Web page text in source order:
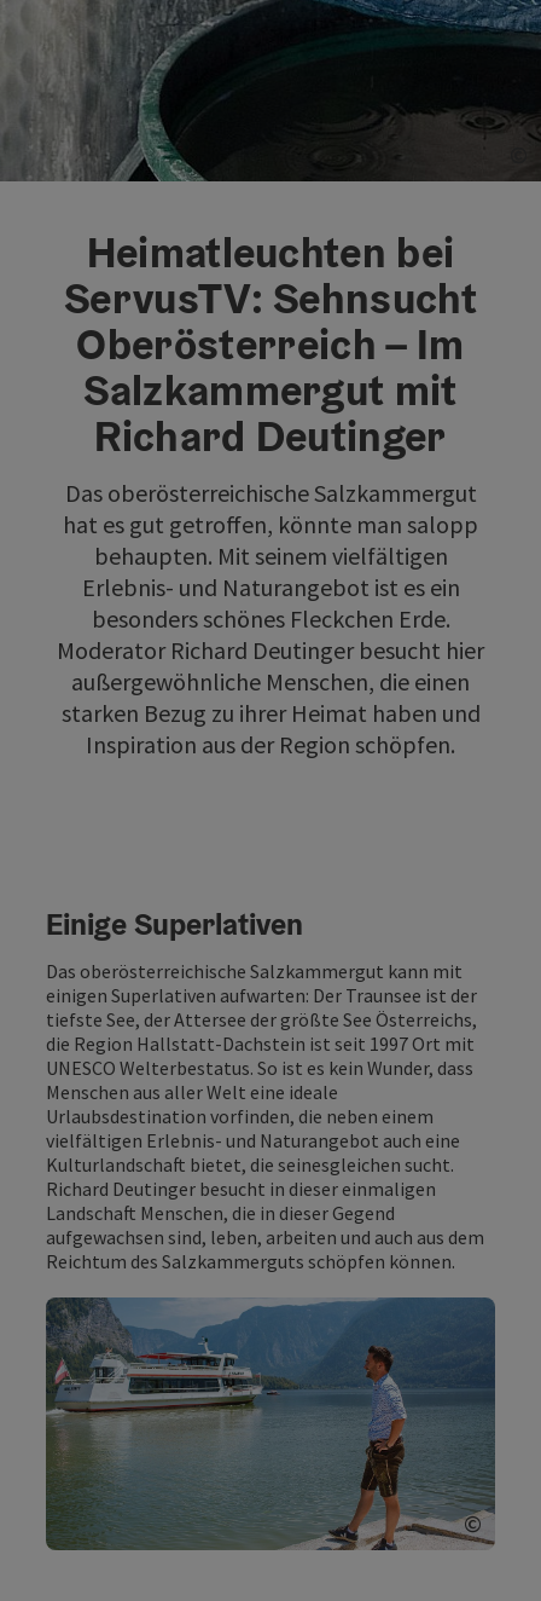
Heimatleuchten bei
ServusTV: Sehnsucht
Oberösterreich – Im
Salzkammergut mit
Richard Deutinger
Das oberösterreichische Salzkammergut
hat es gut getroffen, könnte man salopp
behaupten. Mit seinem vielfältigen
Erlebnis- und Naturangebot ist es ein
besonders schönes Fleckchen Erde.
Moderator Richard Deutinger besucht hier
außergewöhnliche Menschen, die einen
starken Bezug zu ihrer Heimat haben und
Inspiration aus der Region schöpfen.
Einige Superlativen
Das oberösterreichische Salzkammergut kann mit
einigen Superlativen aufwarten: Der Traunsee ist der
tiefste See, der Attersee der größte See Österreichs,
die Region Hallstatt-Dachstein ist seit 1997 Ort mit
UNESCO Welterbestatus. So ist es kein Wunder, dass
Menschen aus aller Welt eine ideale
Urlaubsdestination vorfinden, die neben einem
vielfältigen Erlebnis- und Naturangebot auch eine
Kulturlandschaft bietet, die seinesgleichen sucht.
Richard Deutinger besucht in dieser einmaligen
Landschaft Menschen, die in dieser Gegend
aufgewachsen sind, leben, arbeiten und auch aus dem
Reichtum des Salzkammerguts schöpfen können.
©